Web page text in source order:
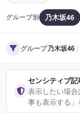
グループ別 乃木坂46
グループ乃木坂46
センシティブ記
表示したい場
事も表示する」